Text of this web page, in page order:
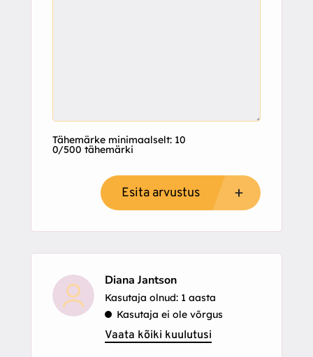
Tähemärke minimaalselt: 10
0/500 tähemärki
Esita arvustus
Diana Jantson
Kasutaja olnud: 1 aasta
Kasutaja ei ole võrgus
Vaata kõiki kuulutusi